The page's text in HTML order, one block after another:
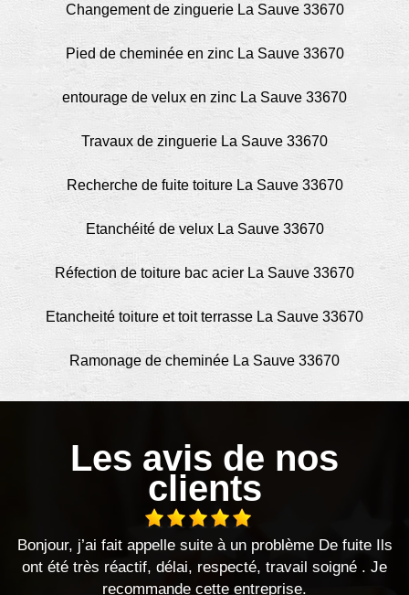
Changement de zinguerie La Sauve 33670
Pied de cheminée en zinc La Sauve 33670
entourage de velux en zinc La Sauve 33670
Travaux de zinguerie La Sauve 33670
Recherche de fuite toiture La Sauve 33670
Etanchéité de velux La Sauve 33670
Réfection de toiture bac acier La Sauve 33670
Etancheité toiture et toit terrasse La Sauve 33670
Ramonage de cheminée La Sauve 33670
Les avis de nos
clients
Bonjour, j’ai fait appelle suite à un problème De fuite Ils
ont été très réactif, délai, respecté, travail soigné . Je
recommande cette entreprise.